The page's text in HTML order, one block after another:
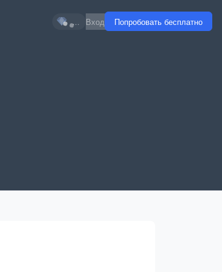
... Вход Попробовать бесплатно